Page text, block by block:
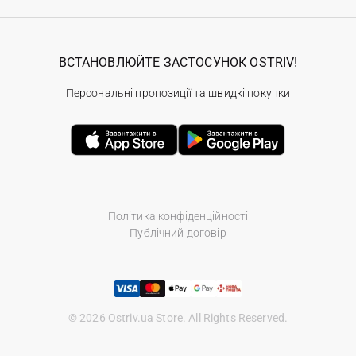
Політика конфіденційності
Публічний договір
© 2026 Ostriv.ua Store. All Rights Reserved.
ВСТАНОВЛЮЙТЕ ЗАСТОСУНОК OSTRIV!
Персональні пропозиції та швидкі покупки